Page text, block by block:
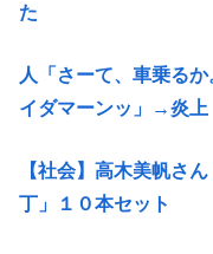
た
人「さーて、車乗る
イダマーンッ」→炎上
【社会】高木美帆さ
丁」１０本セット